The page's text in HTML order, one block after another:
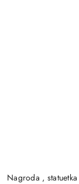
Nagroda ,